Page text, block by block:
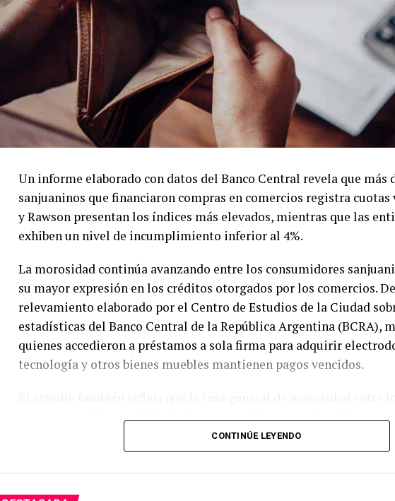
Un informe elaborado con datos del Banco Central revela que más
sanjuaninos que financiaron compras en comercios registra cuotas
y Rawson presentan los índices más elevados, mientras que las
exhiben un nivel de incumplimiento inferior al 4%.
La morosidad continúa avanzando entre los consumidores
su mayor expresión en los créditos otorgados por los comercios.
relevamiento elaborado por el Centro de Estudios de la Ciudad
estadísticas del Banco Central de la República Argentina (BCRA),
quienes accedieron a préstamos a sola firma para adquirir
tecnología y otros bienes muebles mantienen pagos vencidos.
la provincia alcanza el 20,4%. En otras palabras, uno de cada cinco
tomó algún tipo de crédito presenta atrasos en el cumplimiento de
financieras, un indicador que acompaña el deterioro del poder
en los últimos años.
CONTINÚE LEYENDO